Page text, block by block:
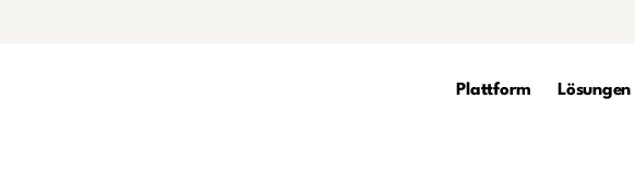
Plattform Lösungen